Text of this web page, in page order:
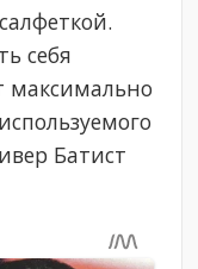
себя
максимально
Батист